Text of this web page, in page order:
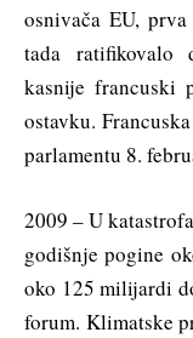
osnivača EU,
tada ratifikovalo
kasnije francuski
ostavku.
parlamentu 8.
2009 – U
godišnje pogine
oko 125 milijardi
forum. Klimatske